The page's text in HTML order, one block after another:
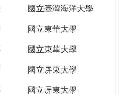
國立臺灣海洋大學
國立東華大學
國立東華大學
國立屏東大學
國立屏東大學